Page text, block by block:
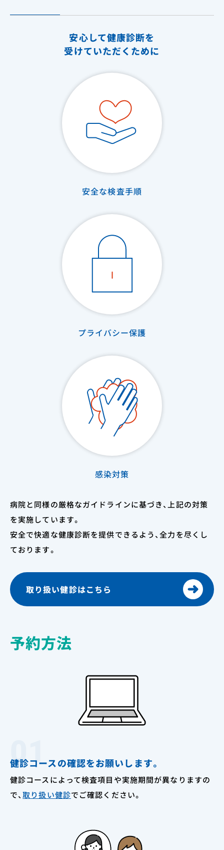
安心して健康診断を
受けていただくために
安全な検査手順
プライバシー保護
感染対策
病院と同様の厳格なガイドラインに基づき、上記の対策
を実施しています。
安全で快適な健康診断を提供できるよう、全力を尽くし
ております。
取り扱い健診はこちら
予約方法
01
健診コースの確認をお願いします。
健診コースによって検査項目や実施期間が異なりますの
で、取り扱い健診でご確認ください。